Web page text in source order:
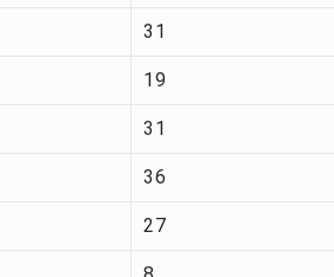
31
19
31
36
27